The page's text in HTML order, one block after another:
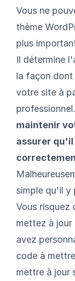
Vous ne
thème
plus
Il détermine
la façon
votre site à
maintenir
assurer
simple qu'il y
Vous risquez
mettez à jour
avez
code à
mettre à jour